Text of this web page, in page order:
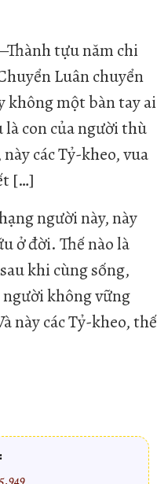
tựu năm chi
Luân chuyển
không một bàn tay ai
là con của người thù
các Tỷ-kheo, vua
[…]
người này, này
ở đời. Thế nào là
khi cùng sống,
không vững
này các Tỷ-kheo, thế